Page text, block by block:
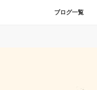
ブログ一覧